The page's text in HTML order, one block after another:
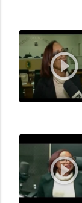
play_circle_outline
play_circle_outline